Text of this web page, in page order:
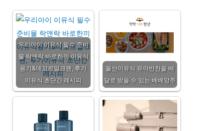
우리아이 이유식 필수 준비
물 락앤락 바로한끼 이유식
용기&데꼬르밀크팬, 후기
이유식 초단간 레시피
울산이유식 유아반찬을 배
달로 받을 수 있는 베베망주